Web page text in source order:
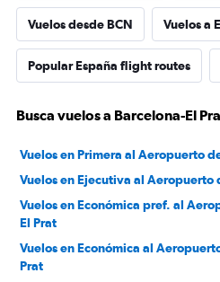
Vuelos desde BCN Vuelos a
Popular España flight routes
Busca vuelos a Barcelona-El
Vuelos en Primera al Aeropuerto
Vuelos en Ejecutiva al Aeropuerto
Vuelos en Económica pref. al
El Prat
Vuelos en Económica al
Prat